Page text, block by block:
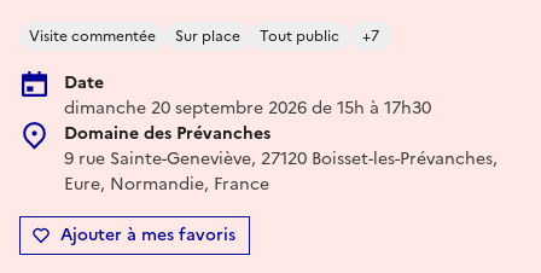
Visite commentée Sur place Tout public +7
Date
dimanche 20 septembre 2026 de 15h à 17h30
Domaine des Prévanches
9 rue Sainte-Geneviève, 27120 Boisset-les-Prévanches,
Eure, Normandie, France
Ajouter à mes favoris